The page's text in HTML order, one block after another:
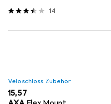
14
Veloschloss Zubehör
EUR
15,57